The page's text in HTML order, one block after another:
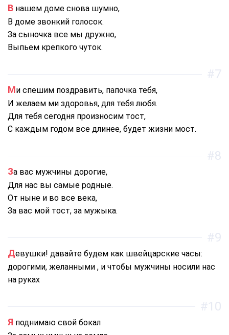
В нашем доме снова шумно,
В доме звонкий голосок.
За сыночка все мы дружно,
Выпьем крепкого чуток.
Ми спешим поздравить, папочка тебя,
И желаем ми здоровья, для тебя любя.
Для тебя сегодня произносим тост,
С каждым годом все длинее, будет жизни мост.
#7
За вас мужчины дорогие,
Для нас вы самые родные.
От ныне и во все века,
За вас мой тост, за мужыка.
#8
Девушки! давайте будем как швейцарские часы:
дорогими, желанными , и чтобы мужчины носили нас
на руках
#9
Я поднимаю свой бокал
#10